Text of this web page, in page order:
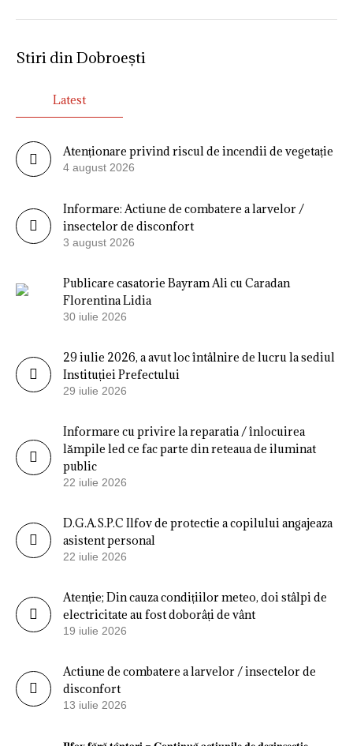
Stiri din Dobroești
Latest
Atenționare privind riscul de incendii de vegetație
4 august 2026
Informare: Actiune de combatere a larvelor /
insectelor de disconfort
3 august 2026
Publicare casatorie Bayram Ali cu Caradan
Florentina Lidia
30 iulie 2026
29 iulie 2026, a avut loc întâlnire de lucru la sediul
Instituției Prefectului
29 iulie 2026
Informare cu privire la reparatia / înlocuirea
lămpile led ce fac parte din reteaua de iluminat
public
22 iulie 2026
D.G.A.S.P.C Ilfov de protectie a copilului angajeaza
asistent personal
22 iulie 2026
Atenție; Din cauza condițiilor meteo, doi stâlpi de
electricitate au fost doborâți de vânt
19 iulie 2026
Actiune de combatere a larvelor / insectelor de
disconfort
13 iulie 2026